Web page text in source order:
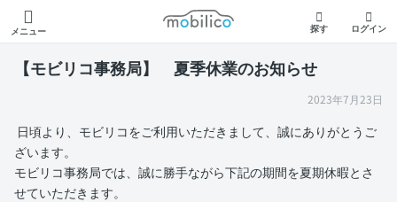
メニュー
モビリコ
探す ログイン
【モビリコ事務局】 夏季休業のお知らせ
2023年7月23日
日頃より、モビリコをご利用いただきまして、誠にありがとうご
ざいます。
モビリコ事務局では、誠に勝手ながら下記の期間を夏期休暇とさ
せていただきます。